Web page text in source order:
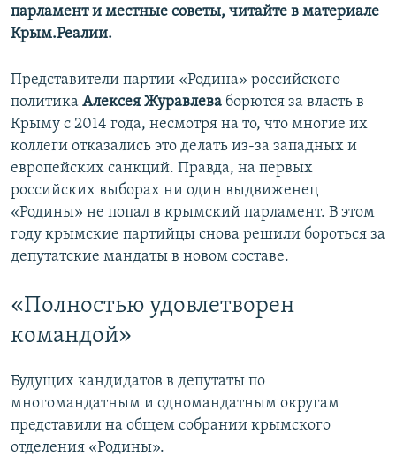
парламент и местные советы, читайте в материале
Крым.Реалии.
Представители партии «Родина» российского
политика Алексея Журавлева борются за власть в
Крыму с 2014 года, несмотря на то, что многие их
коллеги отказались это делать из-за западных и
европейских санкций. Правда, на первых
российских выборах ни один выдвиженец
«Родины» не попал в крымский парламент. В этом
году крымские партийцы снова решили бороться за
депутатские мандаты в новом составе.
«Полностью удовлетворен
командой»
Будущих кандидатов в депутаты по
многомандатным и одномандатным округам
представили на общем собрании крымского
отделения «Родины».